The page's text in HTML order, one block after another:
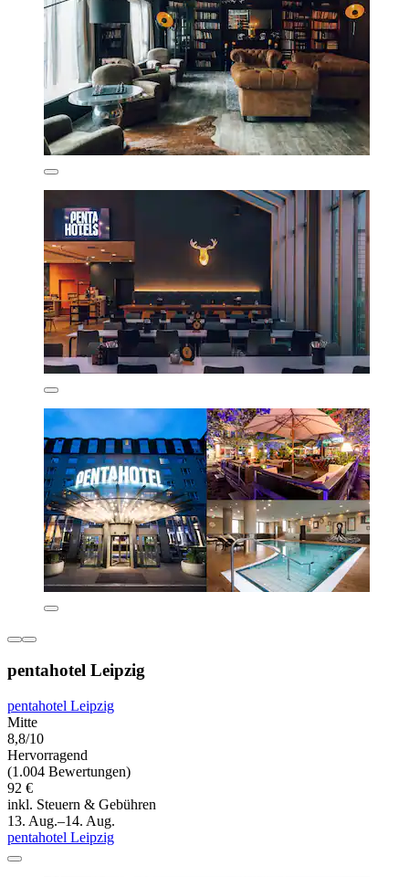
pentahotel Leipzig
pentahotel Leipzig
Mitte
8,8/10
Hervorragend
(1.004 Bewertungen)
92 €
inkl. Steuern & Gebühren
13. Aug.–14. Aug.
pentahotel Leipzig